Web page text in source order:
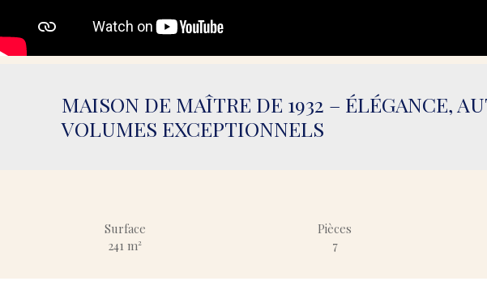
MAISON DE MAÎTRE DE 1932 – ÉLÉGANCE,
VOLUMES EXCEPTIONNELS
Surface
241 m²
Pièces
7